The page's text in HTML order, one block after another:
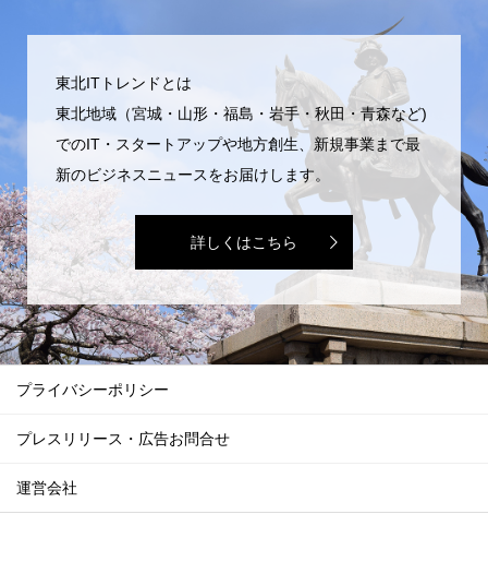
東北ITトレンドとは
東北地域（宮城・山形・福島・岩手・秋田・青森など)
でのIT・スタートアップや地方創生、新規事業まで最
新のビジネスニュースをお届けします。
詳しくはこちら
プライバシーポリシー
プレスリリース・広告お問合せ
運営会社